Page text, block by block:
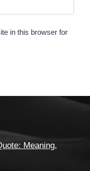
in this browser for
Meaning,